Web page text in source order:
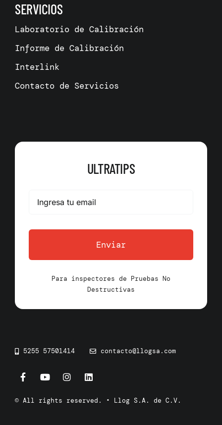
SERVICIOS
Laboratorio de Calibración
Informe de Calibración
Interlink
Contacto de Servicios
ULTRATIPS
Enviar
Para inspectores de Pruebas No
Destructivas
5255 57501414 contacto@llogsa.com
© All rights reserved. • Llog S.A. de C.V.